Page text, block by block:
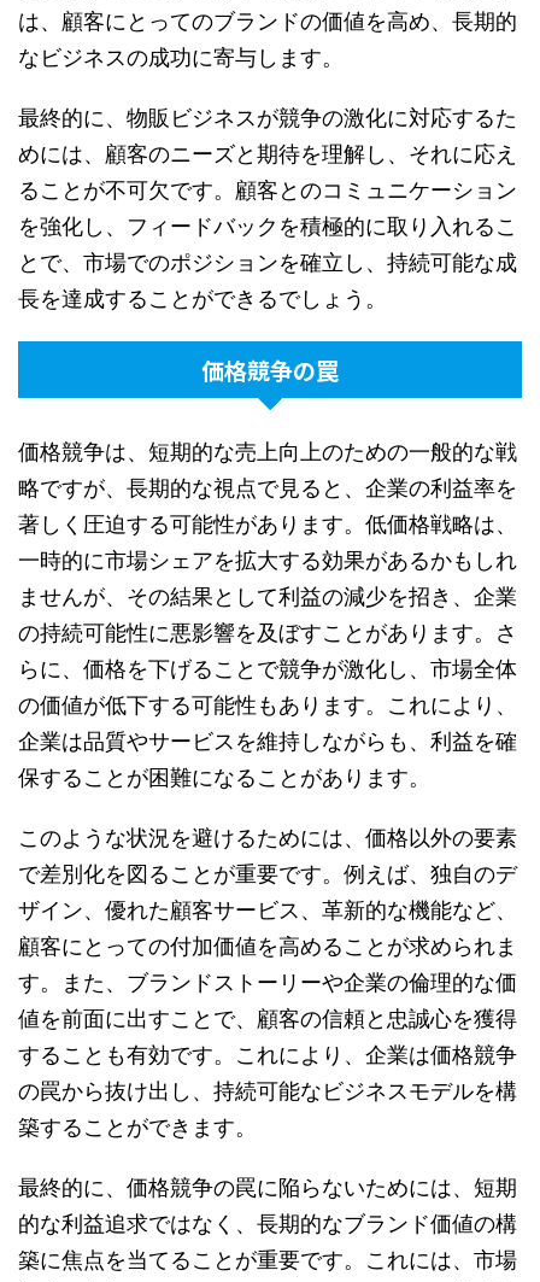
は、顧客にとってのブランドの価値を高め、長期的
なビジネスの成功に寄与します。
最終的に、物販ビジネスが競争の激化に対応するた
めには、顧客のニーズと期待を理解し、それに応え
ることが不可欠です。顧客とのコミュニケーション
を強化し、フィードバックを積極的に取り入れるこ
とで、市場でのポジションを確立し、持続可能な成
長を達成することができるでしょう。
価格競争の罠
価格競争は、短期的な売上向上のための一般的な戦
略ですが、長期的な視点で見ると、企業の利益率を
著しく圧迫する可能性があります。低価格戦略は、
一時的に市場シェアを拡大する効果があるかもしれ
ませんが、その結果として利益の減少を招き、企業
の持続可能性に悪影響を及ぼすことがあります。さ
らに、価格を下げることで競争が激化し、市場全体
の価値が低下する可能性もあります。これにより、
企業は品質やサービスを維持しながらも、利益を確
保することが困難になることがあります。
このような状況を避けるためには、価格以外の要素
で差別化を図ることが重要です。例えば、独自のデ
ザイン、優れた顧客サービス、革新的な機能など、
顧客にとっての付加価値を高めることが求められま
す。また、ブランドストーリーや企業の倫理的な価
値を前面に出すことで、顧客の信頼と忠誠心を獲得
することも有効です。これにより、企業は価格競争
の罠から抜け出し、持続可能なビジネスモデルを構
築することができます。
最終的に、価格競争の罠に陥らないためには、短期
的な利益追求ではなく、長期的なブランド価値の構
築に焦点を当てることが重要です。これには、市場